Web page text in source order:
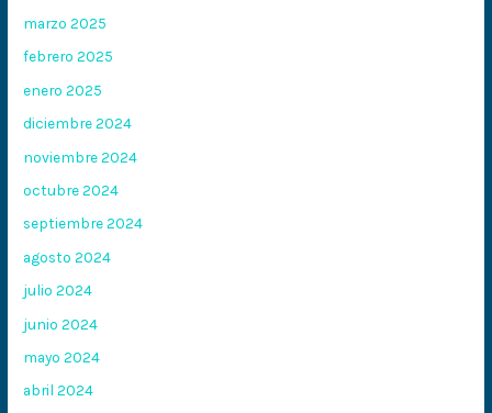
marzo 2025
febrero 2025
enero 2025
diciembre 2024
noviembre 2024
octubre 2024
septiembre 2024
agosto 2024
julio 2024
junio 2024
mayo 2024
abril 2024